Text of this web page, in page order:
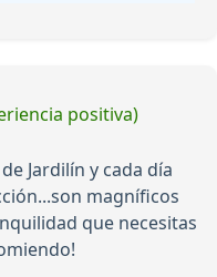
positiva)
Jardilín y cada día
magníficos
que necesitas